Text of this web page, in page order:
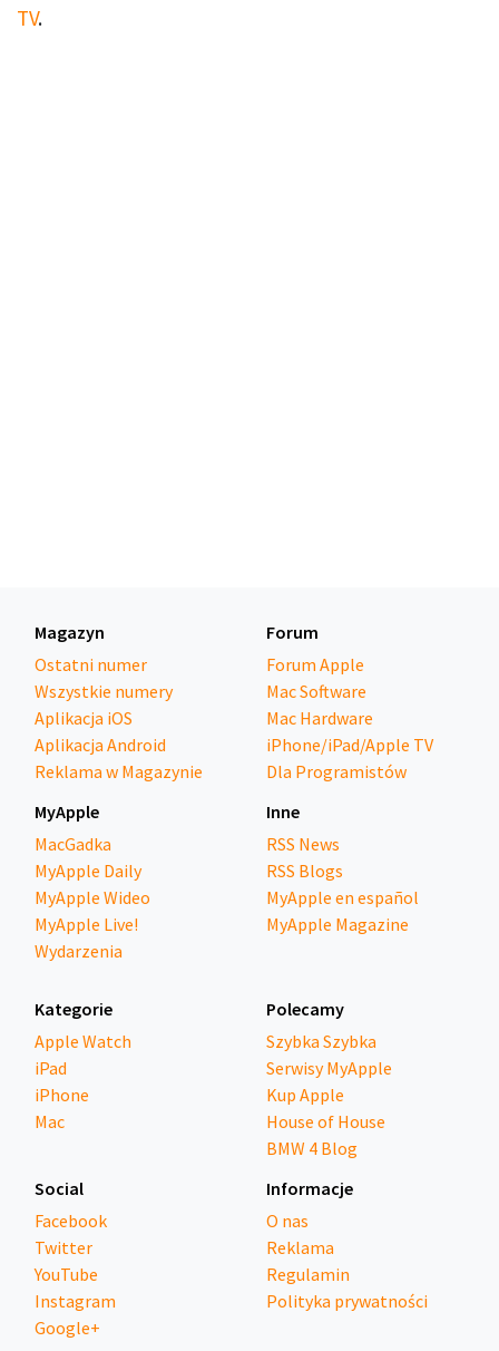
TV.
Magazyn
Ostatni numer
Wszystkie numery
Aplikacja iOS
Aplikacja Android
Reklama w Magazynie
Forum
Forum Apple
Mac Software
Mac Hardware
iPhone/iPad/Apple TV
Dla Programistów
MyApple
MacGadka
MyApple Daily
MyApple Wideo
MyApple Live!
Wydarzenia
Inne
RSS News
RSS Blogs
MyApple en español
MyApple Magazine
Kategorie
Apple Watch
iPad
iPhone
Mac
Polecamy
Szybka Szybka
Serwisy MyApple
Kup Apple
House of House
BMW 4 Blog
Social
Facebook
Twitter
YouTube
Instagram
Google+
Informacje
O nas
Reklama
Regulamin
Polityka prywatności